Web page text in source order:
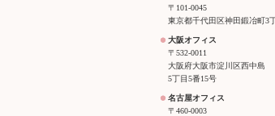
〒101-0045
東京都千代田区神田鍛冶町3
大阪オフィス
〒532-0011
大阪府大阪市淀川区西中島
5丁目5番15号
名古屋オフィス
〒460-0003